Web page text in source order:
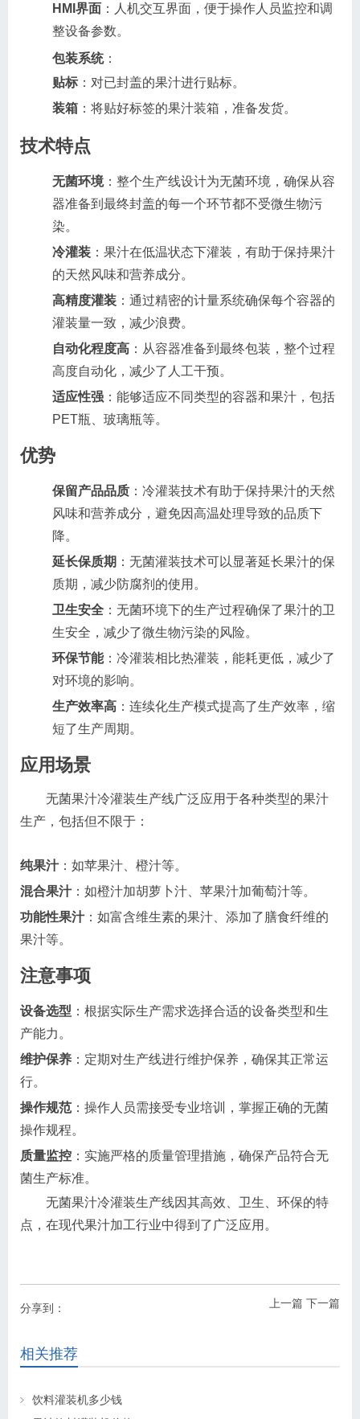
HMI界面 ：人机交互界面，便于操作人员监控和调
整设备参数。
包装系统：
贴标 ：对已封盖的果汁进行贴标。
装箱 ：将贴好标签的果汁装箱，准备发货。
技术特点
无菌环境：整个生产线设计为无菌环境，确保从容
器准备到最终封盖的每一个环节都不受微生物污
染。
冷灌装 ：果汁在低温状态下灌装，有助于保持果汁
的天然风味和营养成分。
高精度灌装 ：通过精密的计量系统确保每个容器的
灌装量一致，减少浪费。
自动化程度高 ：从容器准备到最终包装，整个过程
高度自动化，减少了人工干预。
适应性强 ：能够适应不同类型的容器和果汁，包括
PET瓶、玻璃瓶等。
优势
保留产品品质 ：冷灌装技术有助于保持果汁的天然
风味和营养成分，避免因高温处理导致的品质下
降。
延长保质期 ：无菌灌装技术可以显著延长果汁的保
质期，减少防腐剂的使用。
卫生安全 ：无菌环境下的生产过程确保了果汁的卫
生安全，减少了微生物污染的风险。
环保节能：冷灌装相比热灌装，能耗更低，减少了
对环境的影响。
生产效率高 ：连续化生产模式提高了生产效率，缩
短了生产周期。
应用场景
无菌果汁冷灌装生产线广泛应用于各种类型的果汁
生产，包括但不限于：
纯果汁：如苹果汁、橙汁等。
混合果汁：如橙汁加胡萝卜汁、苹果汁加葡萄汁等。
功能性果汁：如富含维生素的果汁、添加了膳食纤维的
果汁等。
注意事项
设备选型 ：根据实际生产需求选择合适的设备类型和生
产能力。
维护保养 ：定期对生产线进行维护保养，确保其正常运
行。
操作规范：操作人员需接受专业培训，掌握正确的无菌
操作规程。
质量监控 ：实施严格的质量管理措施，确保产品符合无
菌生产标准。
无菌果汁冷灌装生产线因其高效、卫生、环保的特
点，在现代果汁加工行业中得到了广泛应用。
上一篇 下一篇
分享到：
相关推荐
饮料灌装机多少钱